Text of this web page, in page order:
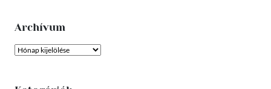
Archívum
Archívum